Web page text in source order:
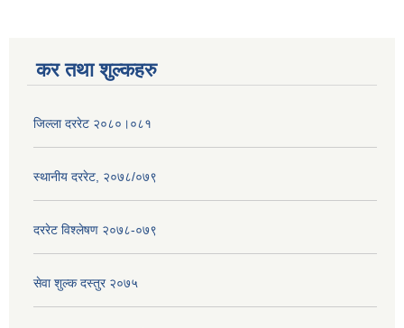
कर तथा शुल्कहरु
जिल्ला दररेट २०८०।०८१
स्थानीय दररेट, २०७८/०७९
दररेट विश्लेषण २०७८-०७९
सेवा शुल्क दस्तुर २०७५